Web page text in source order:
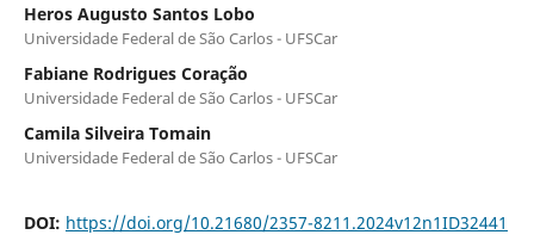
Heros Augusto Santos Lobo
Universidade Federal de São Carlos - UFSCar
Fabiane Rodrigues Coração
Universidade Federal de São Carlos - UFSCar
Camila Silveira Tomain
Universidade Federal de São Carlos - UFSCar
DOI: https://doi.org/10.21680/2357-8211.2024v12n1ID32441